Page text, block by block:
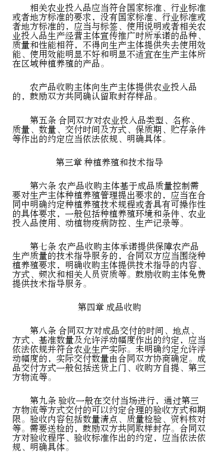
相关农业投入品应当符合国家标准、行业标准
或者地方标准的要求，没有国家标准、行业标准或
者地方标准的，应当与标签、使用说明或者相关农
业投入品生产经营主体宣传推广时所承诺的品种、
质量和性能相符，不得向生产主体提供失去使用效
能、使用效能明显不好和明显不适宜在生产主体所
在区域种植养殖的产品。
农产品收购主体向生产主体提供农业投入品
的，鼓励双方共同确认留取封存样品。
第五条 合同双方对农业投入品类型、名称、
质量、数量、交付时间及方式、保质期、贮存条件
等作出的约定应当依法依规、明确具体。
第三章 种植养殖和技术指导
第六条 农产品收购主体基于成品质量控制需
要对生产主体种植养殖管理提出要求的，应当在合
同中明确约定种植养殖技术规程或者具有可操作性
的具体要求，一般包括种植养殖环境和条件、农业
投入品使用、动植物疫病防控、生产记录等。
第七条 农产品收购主体承诺提供保障农产品
生产质量的技术指导服务的，合同双方应当围绕种
植养殖要求，明确收购主体提供技术指导的内容、
方式、频次和相关人员资质等。鼓励收购主体免费
提供技术指导服务。
第四章 成品收购
第八条 合同双方对成品交付的时间、地点、
方式、基准数量及允许浮动幅度作出的约定，应当
依法依规并符合农业生产实际。未明确约定允许浮
动幅度的，实际交付数量由合同双方协商确定。成
品交付方式一般包括送货上门、收购方自提、第三
方物流等。
第九条 验收一般在交付当场进行，通过第三
方物流等方式交付的可以约定合理的验收方式和期
限。验收内容包括数量清点、质量检验、资料核对
等。需要送检的，鼓励双方共同取样封存。合同双
方对验收程序、验收标准作出的约定，应当依法依
规、明确具体。